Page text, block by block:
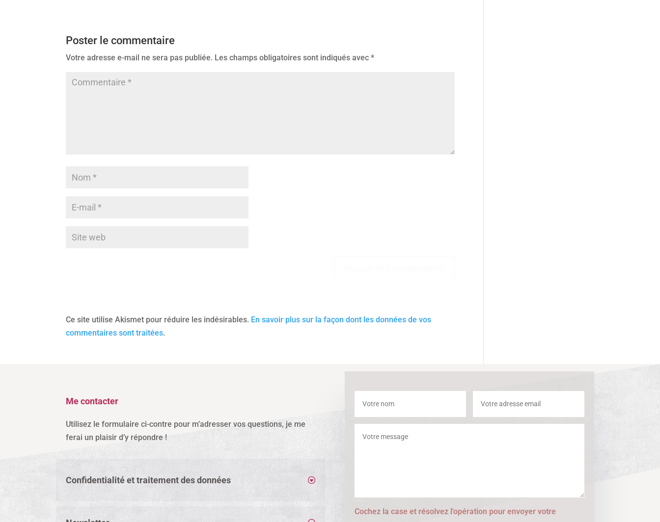
Poster le commentaire
Votre adresse e-mail ne sera pas publiée. Les champs obligatoires sont indiqués avec*
Ce site utilise Akismet pour réduire les indésirables. En savoir plus sur la façon dont les données de vos
commentaires sont traitées.
Me contacter
Utilisez le formulaire ci-contre pour m’adresser vos questions, je me
ferai un plaisir d’y répondre !
Confidentialité et traitement des données
Cochez la case et résolvez l'opération pour envoyer votre